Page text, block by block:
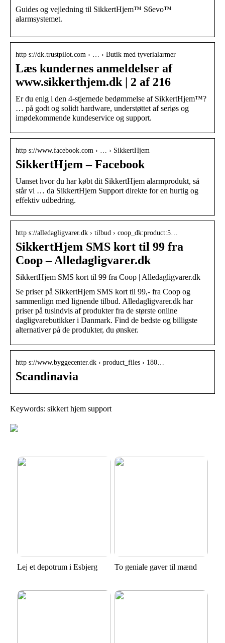
Guides og vejledning til SikkertHjem™ S6evo™
alarmsystemet.
http s://dk.trustpilot.com › … › Butik med tyverialarmer
Læs kundernes anmeldelser af
www.sikkerthjem.dk | 2 af 216
Er du enig i den 4-stjernede bedømmelse af SikkertHjem™?
… på godt og solidt hardware, understøttet af seriøs og
imødekommende kundeservice og support.
http s://www.facebook.com › … › SikkertHjem
SikkertHjem – Facebook
Uanset hvor du har købt dit SikkertHjem alarmprodukt, så
står vi … da SikkertHjem Support direkte for en hurtig og
effektiv udbedring.
http s://alledagligvarer.dk › tilbud › coop_dk:product:5…
SikkertHjem SMS kort til 99 fra
Coop – Alledagligvarer.dk
SikkertHjem SMS kort til 99 fra Coop | Alledagligvarer.dk
Se priser på SikkertHjem SMS kort til 99,- fra Coop og
sammenlign med lignende tilbud. Alledagligvarer.dk har
priser på tusindvis af produkter fra de største online
dagligvarebutikker i Danmark. Find de bedste og billigste
alternativer på de produkter, du ønsker.
http s://www.byggecenter.dk › product_files › 180…
Scandinavia
Keywords: sikkert hjem support
Lej et depotrum i Esbjerg To geniale gaver til mænd